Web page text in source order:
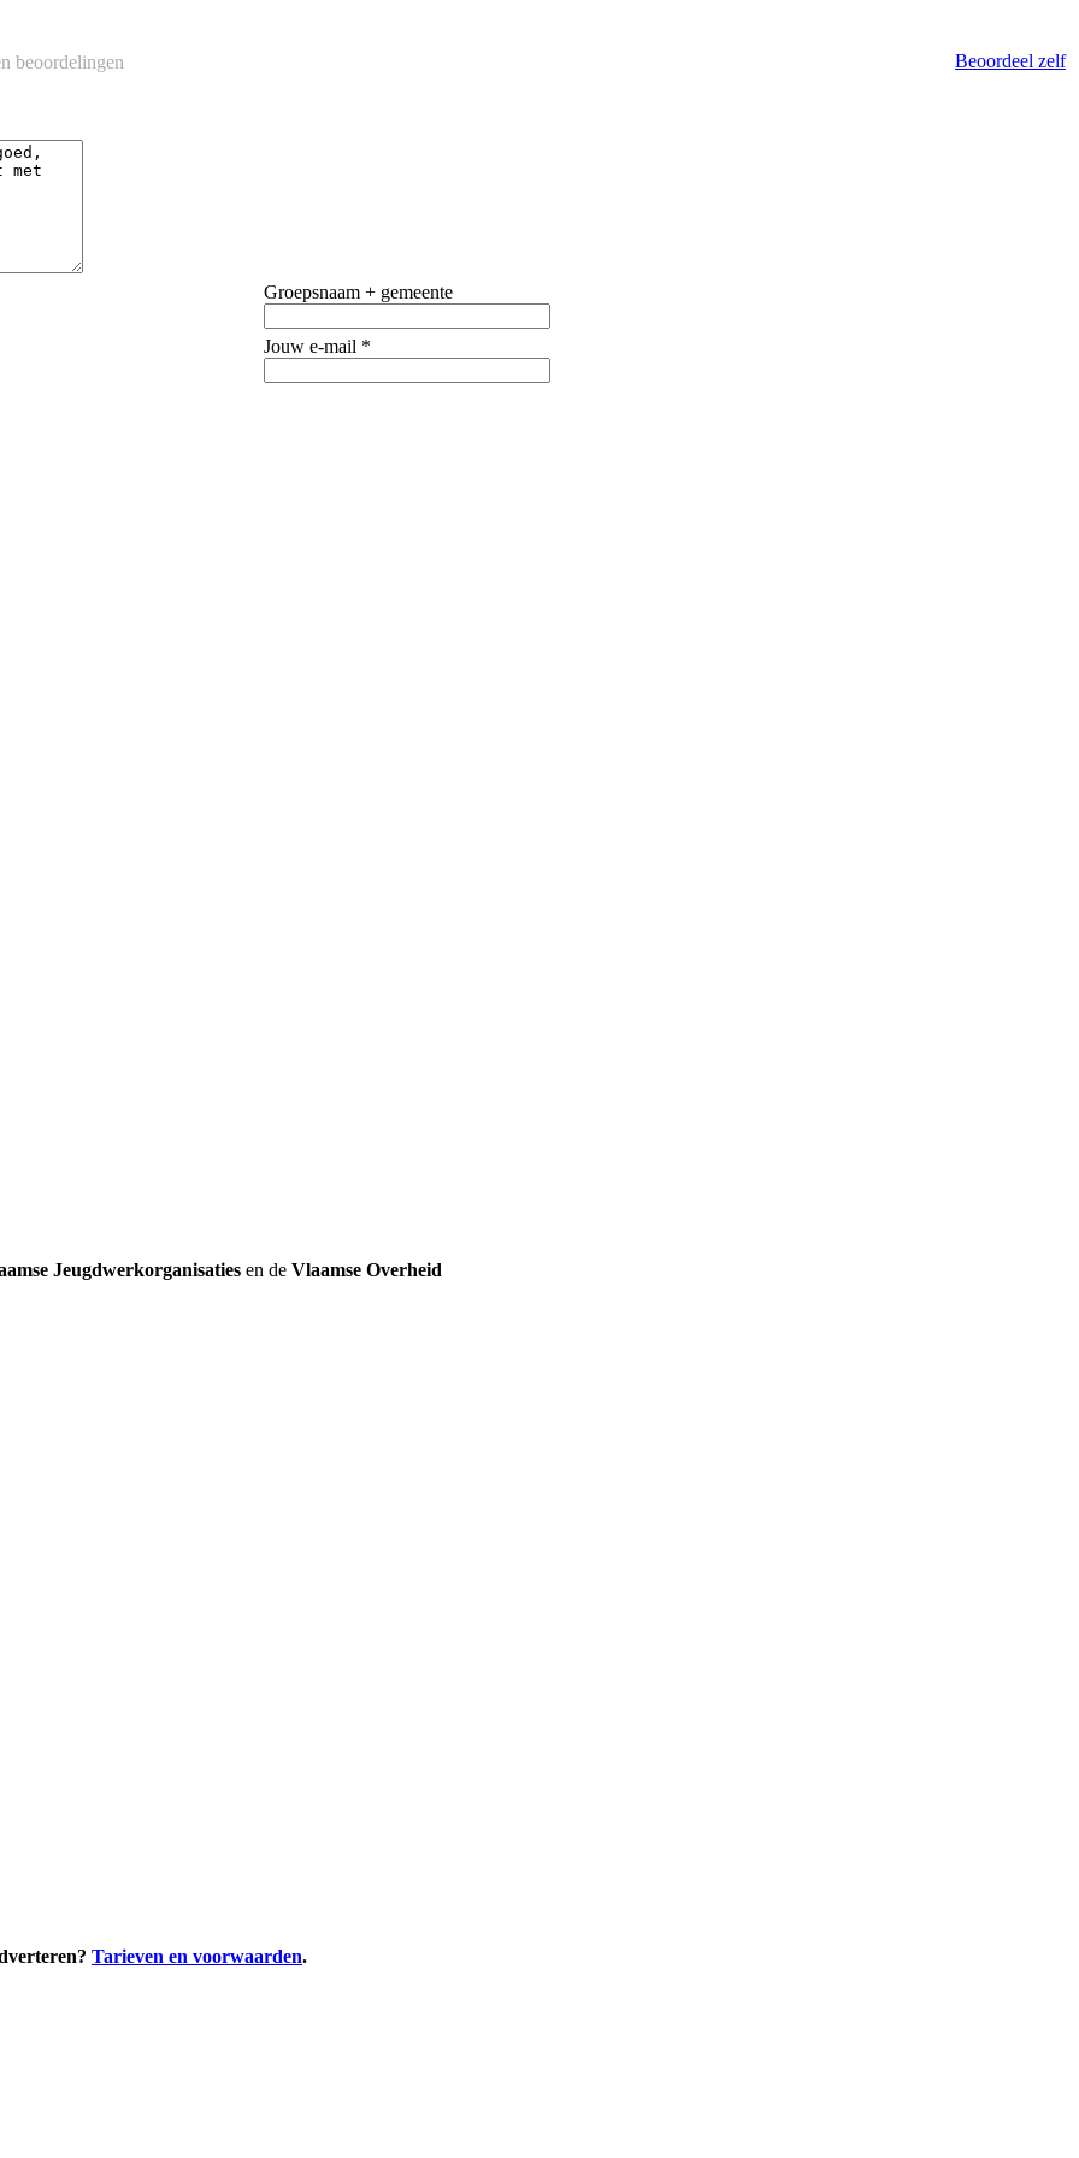
beoordelingen Beoordeel zelf
Groepsnaam + gemeente
Jouw e-mail *
Jeugdwerkorganisaties en de Vlaamse Overheid
Tarieven en voorwaarden.